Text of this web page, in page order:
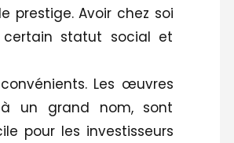
prestige. Avoir chez soi
statut social et
Les œuvres
à un grand nom, sont
pour les investisseurs